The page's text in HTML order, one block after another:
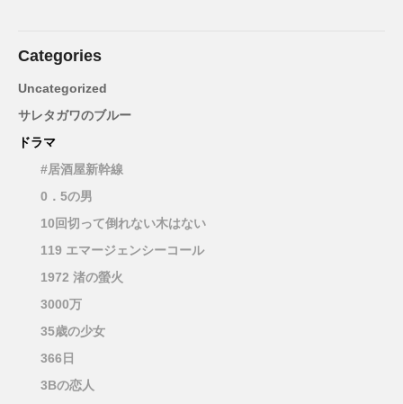
Categories
Uncategorized
サレタガワのブルー
ドラマ
#居酒屋新幹線
0．5の男
10回切って倒れない木はない
119 エマージェンシーコール
1972 渚の螢火
3000万
35歳の少女
366日
3Bの恋人